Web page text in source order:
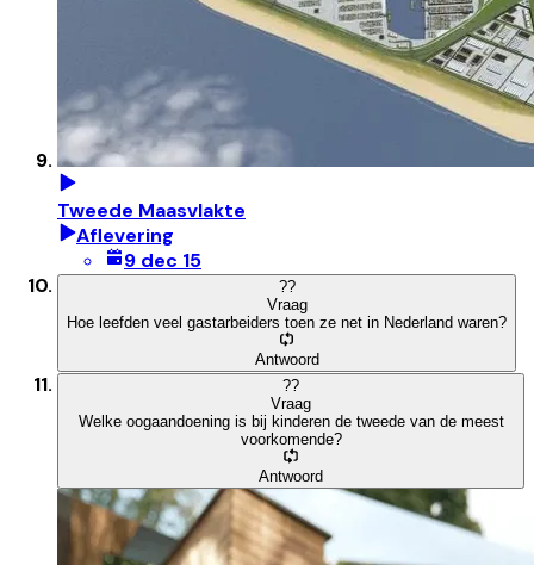
Tweede Maasvlakte
Aflevering
9 dec 15
??
Vraag
Hoe leefden veel gastarbeiders toen ze net in Nederland waren?
Antwoord
??
Vraag
Welke oogaandoening is bij kinderen de tweede van de meest
voorkomende?
Antwoord